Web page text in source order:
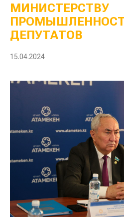
МИНИСТЕРСТВУ
ДЕПУТАТОВ
15.04.2024